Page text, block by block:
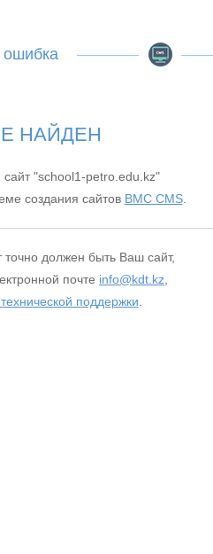
ошибка
НАЙДЕН
"school1-petro.edu.kz"
создания сайтов BMC CMS.
точно должен быть Ваш сайт,
почте info@kdt.kz
поддержки